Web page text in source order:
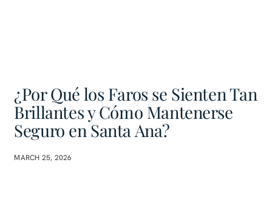
¿Por Qué los Faros se Sienten Tan
Brillantes y Cómo Mantenerse
Seguro en Santa Ana?
MARCH 25, 2026